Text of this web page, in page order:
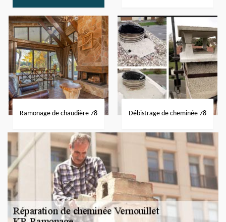
Ramonage de chaudière 78 Débistrage de cheminée 78